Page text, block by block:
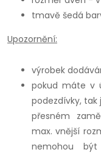
tmavě šedá
Upozornění:
výrobek
pokud máte v
podezdívky, tak
přesném
max. vnější
nemohou